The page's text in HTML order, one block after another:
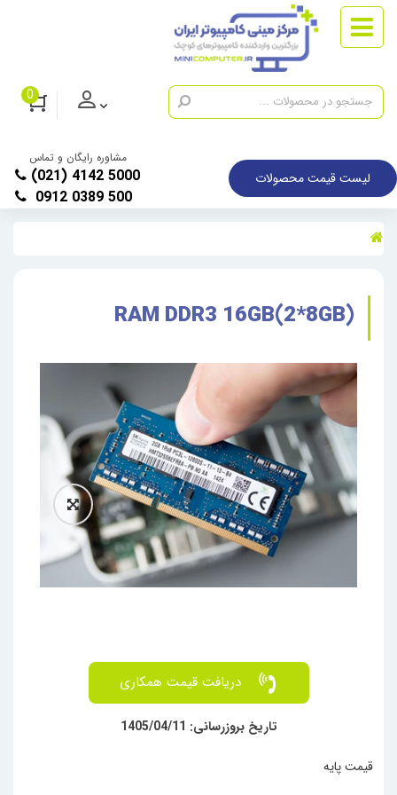
0
لیست قیمت محصولات
مشاوره رایگان و تماس
(021) 4142 5000
0912 0389 500
RAM DDR3 16GB(2*8GB)
قیمت پایه
تاریخ بروزرسانی: 1405/04/11
دریافت قیمت همکاری